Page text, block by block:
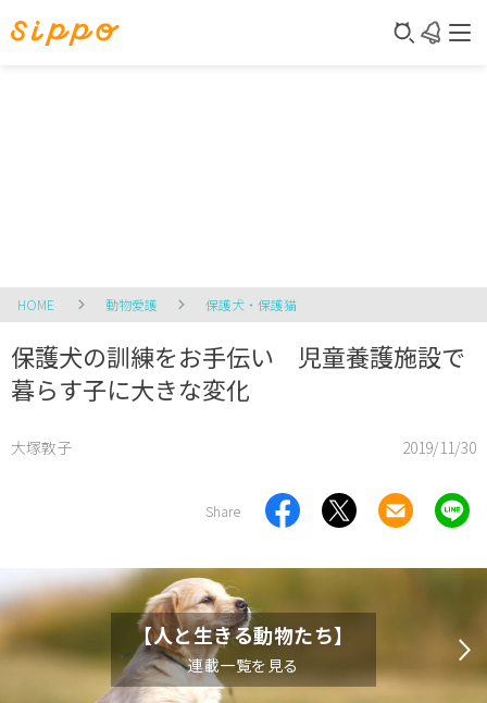
HOME 動物愛護 保護犬・保護猫
保護犬の訓練をお手伝い 児童養護施設で
暮らす子に大きな変化
大塚敦子 2019/11/30
Share
【人と生きる動物たち】
連載一覧を見る